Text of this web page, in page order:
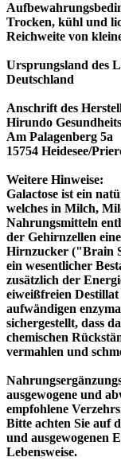
Trocken, kühl und
Reichweite von
Ursprungsland des
Deutschland
Anschrift des
Hirundo
Am Palagenberg 5a
15754 Heidesee/
Weitere Hinweise:
Galactose ist ein
welches in Milch,
Nahrungsmitteln
der Gehirnzellen
Hirnzucker ("Brain
ein wesentlicher
zusätzlich der
eiweißfreien
aufwändigen
sichergestellt, dass
chemischen
vermahlen und
ausgewogene und
empfohlene
Bitte achten Sie auf
und ausgewogenen
Lebensweise.